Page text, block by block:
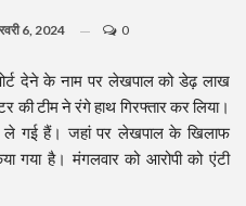
6, 2024 0
देने के नाम पर लेखपाल को डेढ़ लाख
टीम ने रंगे हाथ गिरफ्तार कर लिया।
ले गई हैं। जहां पर लेखपाल के खिलाफ
गया है। मंगलवार को आरोपी को एंटी